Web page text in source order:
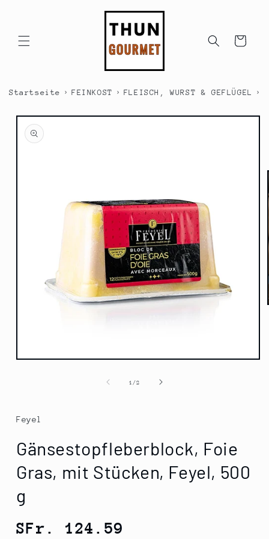
Warenkorb
Startseite › FEINKOST › FLEISCH, WURST & GEFLÜGEL ›
Medien
1 /von
2
Feyel
Gänsestopfleberblock, Foie
Gras, mit Stücken, Feyel, 500
g
Normaler
SFr. 124.59